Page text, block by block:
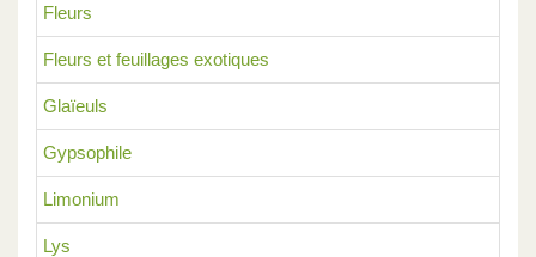
Fleurs
Fleurs et feuillages exotiques
Glaïeuls
Gypsophile
Limonium
Lys